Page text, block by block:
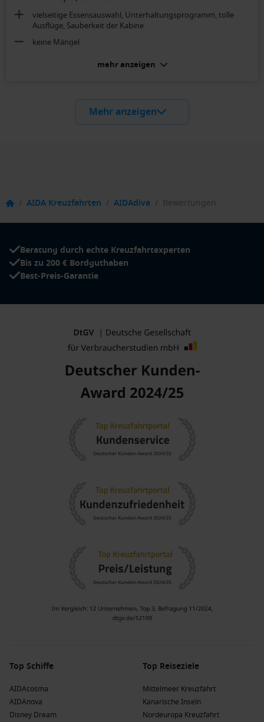
vielseitige Essensauswahl, Unterhaltungsprogramm, tolle
Ausflüge, Sauberkeit der Kabine
keine Mängel
mehr anzeigen
Mehr anzeigen
/ AIDA Kreuzfahrten / AIDAdiva / Bewertungen
Beratung durch echte Kreuzfahrtexperten
Bis zu 200 € Bordguthaben
Best-Preis-Garantie
Top Schiffe
AIDAcosma
AIDAnova
Disney Dream
Top Reiseziele
Mittelmeer Kreuzfahrt
Kanarische Inseln
Nordeuropa Kreuzfahrt